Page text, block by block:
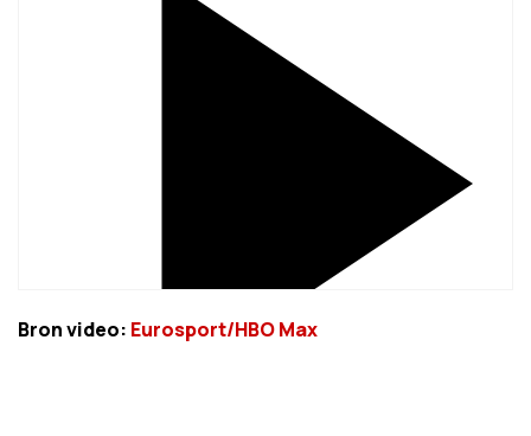
Bron video: Eurosport/HBO Max